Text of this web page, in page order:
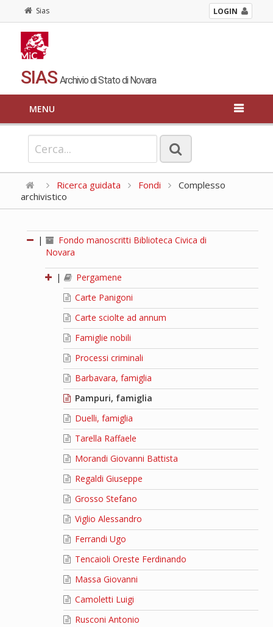
Sias LOGIN
SIAS Archivio di Stato di Novara
MENU
Ricerca guidata Fondi
Complesso
archivistico
|
Fondo manoscritti Biblioteca Civica di
Novara
|
Pergamene
Carte Panigoni
Carte sciolte ad annum
Famiglie nobili
Processi criminali
Barbavara, famiglia
Pampuri, famiglia
Duelli, famiglia
Tarella Raffaele
Morandi Giovanni Battista
Regaldi Giuseppe
Grosso Stefano
Viglio Alessandro
Ferrandi Ugo
Tencaioli Oreste Ferdinando
Massa Giovanni
Camoletti Luigi
Rusconi Antonio